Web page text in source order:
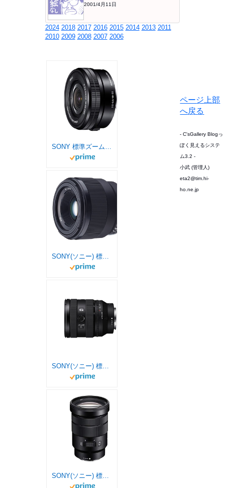
2001/4月11日
2024 2018 2017 2016 2015 2014 2013 2011
2010 2009 2008 2007 2006
SONY 標準ズームレンズ E PZ 16-50mm F3.5-5.6 OSS ソニー Eマウント用 APS-C専用 SELP1650
SONY(ソニー) 標準単焦点レンズ フルサイズ FE 50mm F1.8 デジタル一眼カメラα[Eマウント]用 純正レンズ SEL50F18F
SONY(ソニー) 標準ズームレンズ フルサイズ FE 20-70mm F4 G Gレンズ デジタル一眼カメラα[Eマウント]用 純正レンズ SEL2070G
SONY(ソニー) 標準ズームレンズ APS-C E PZ 18-105mm F4 G OSS Gレンズ デジタル一眼カメラα[Eマウント]用 純正レンズ SELP18105G
ページ上部
へ戻る
- C'sGallery Blogっ
ぽく見えるシステ
ム3.2 -
小武 (管理人)
eta2@tim.hi-
ho.ne.jp